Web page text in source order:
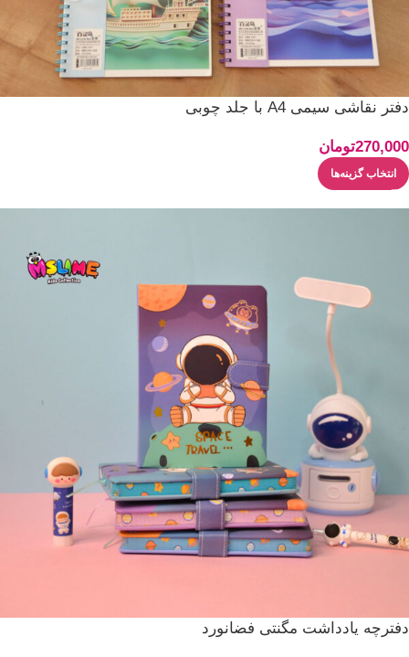
دفتر نقاشی سیمی A4 با جلد چوبی
270,000تومان
انتخاب گزینه‌ها
دفترچه یادداشت مگنتی فضانورد